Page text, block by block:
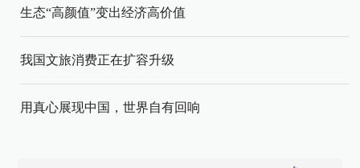
生态“高颜值”变出经济高价值
我国文旅消费正在扩容升级
用真心展现中国，世界自有回响